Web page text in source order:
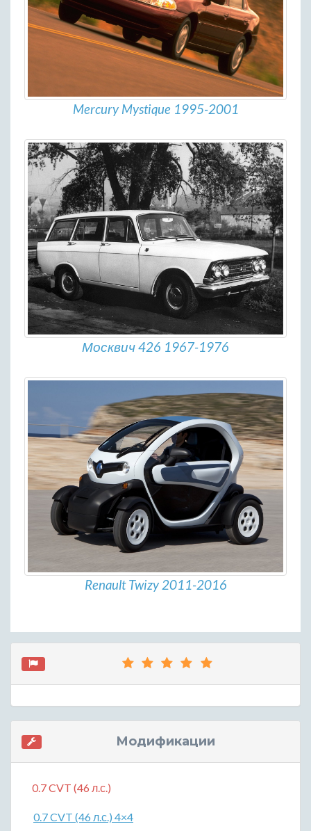
Mercury Mystique 1995-2001
Москвич 426 1967-1976
Renault Twizy 2011-2016
Модификации
0.7 CVT (46 л.с.)
0.7 CVT (46 л.с.) 4×4